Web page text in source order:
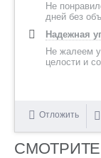
Не
дней без
Надежная
Не жалеем
целости и
Отложить